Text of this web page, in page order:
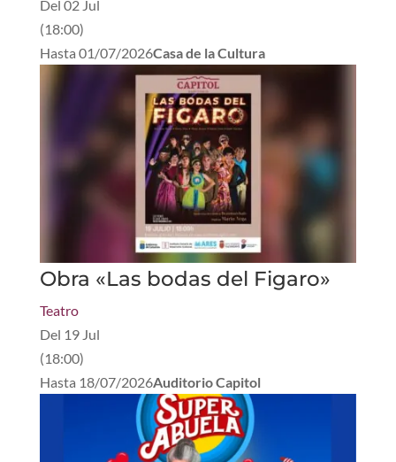
Del 02 Jul
(18:00)
Hasta 01/07/2026Casa de la Cultura
Obra «Las bodas del Figaro»
Teatro
Del 19 Jul
(18:00)
Hasta 18/07/2026Auditorio Capitol